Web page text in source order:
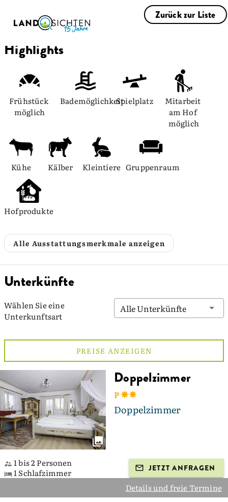
Zurück zur Liste
Highlights
Frühstück
möglich
BademöglichkeitSpielplatz
Mitarbeit
am Hof
möglich
Kühe Kälber Kleintiere Gruppenraum
Hofprodukte
Alle Ausstattungsmerkmale anzeigen
Unterkünfte
Wählen Sie eine
Unterkunftsart
Alle Unterkünfte
PREISE ANZEIGEN
Doppelzimmer
P
Doppelzimmer
1 bis 2 Personen
1 Schlafzimmer
JETZT ANFRAGEN
Details und freie Termine